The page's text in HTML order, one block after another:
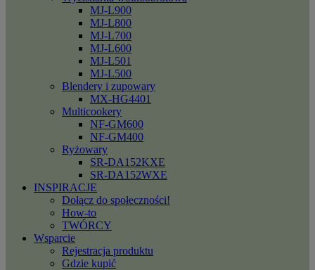
MJ-L900
MJ-L800
MJ-L700
MJ-L600
MJ-L501
MJ-L500
Blendery i zupowary
MX-HG4401
Multicookery
NF-GM600
NF-GM400
Ryżowary
SR-DA152KXE
SR-DA152WXE
INSPIRACJE
Dołącz do społeczności!
How-to
TWÓRCY
Wsparcie
Rejestracja produktu
Gdzie kupić